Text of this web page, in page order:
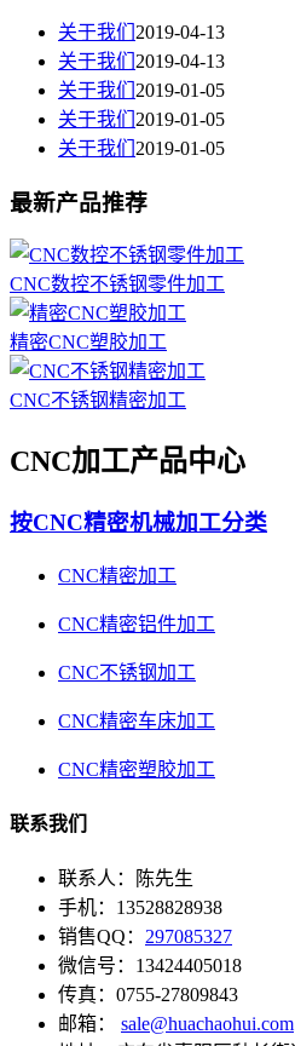
关于我们 2019-04-13
关于我们 2019-04-13
关于我们 2019-01-05
关于我们 2019-01-05
关于我们 2019-01-05
最新产品推荐
CNC数控不锈钢零件加工
精密CNC塑胶加工
CNC不锈钢精密加工
CNC加工产品中心
按CNC精密机械加工分类
CNC精密加工
CNC精密铝件加工
CNC不锈钢加工
CNC精密车床加工
CNC精密塑胶加工
联系我们
联系人：陈先生
手机：13528828938
销售QQ： 297085327
微信号：13424405018
传真：0755-27809843
邮箱： sale@huachaohui.com